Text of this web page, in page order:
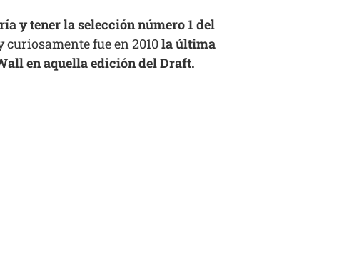
y tener la selección número 1 del
fue en 2010la última
en aquella edición del Draft.